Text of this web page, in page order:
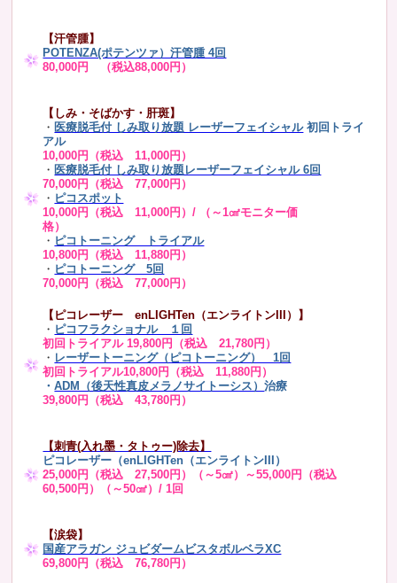
【汗管腫】
POTENZA(ポテンツァ）汗管腫 4回
80,000円 （税込88,000円）
【しみ・そばかす・肝斑】
・ 医療脱毛付 しみ取り放題 レーザーフェイシャル 初回トライ
アル
10,000円（税込 11,000円）
・ 医療脱毛付 しみ取り放題レーザーフェイシャル 6回
70,000円（税込 77,000円）
・ ピコスポット
10,000円（税込 11,000円）/ （～1㎠モニター価
格）
・ ピコトーニング トライアル
10,800円（税込 11,880円）
・ ピコトーニング 5回
70,000円（税込 77,000円）
【ピコレーザー enLIGHTen（エンライトンIII）】
・ ピコフラクショナル １回
初回トライアル 19,800円（税込 21,780円）
・ レーザートーニング（ピコトーニング） 1回
初回トライアル10,800円（税込 11,880円）
・ADM（後天性真皮メラノサイトーシス）治療
39,800円（税込 43,780円）
【刺青(入れ墨・タトゥー)除去】
ピコレーザー（enLIGHTen（エンライトンIII）
25,000円（税込 27,500円）（～5㎠）～55,000円（税込
60,500円）（～50㎠）/ 1回
【涙袋】
国産アラガン ジュビダームビスタボルベラXC
69,800円（税込 76,780円）